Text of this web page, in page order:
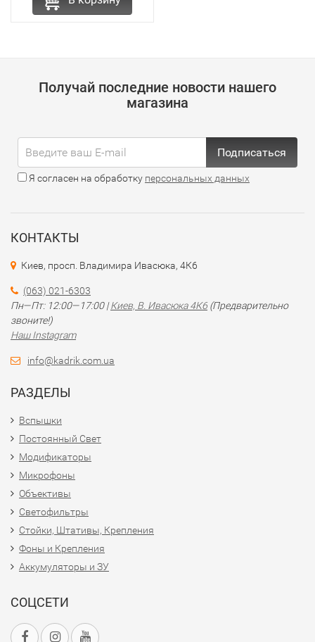
Получай последние новости нашего
магазина
Подписаться
Я согласен на обработку персональных данных
КОНТАКТЫ
Киев, просп. Владимира Ивасюка, 4К6
(063) 021-6303
Пн—Пт: 12:00—17:00 |Киев, В. Ивасюка 4К6 (Предварительно
звоните!)
Наш Instagram
info@kadrik.com.ua
РАЗДЕЛЫ
Вспышки
Постоянный Свет
Модификаторы
Микрофоны
Объективы
Светофильтры
Стойки, Штативы, Крепления
Фоны и Крепления
Аккумуляторы и ЗУ
СОЦСЕТИ